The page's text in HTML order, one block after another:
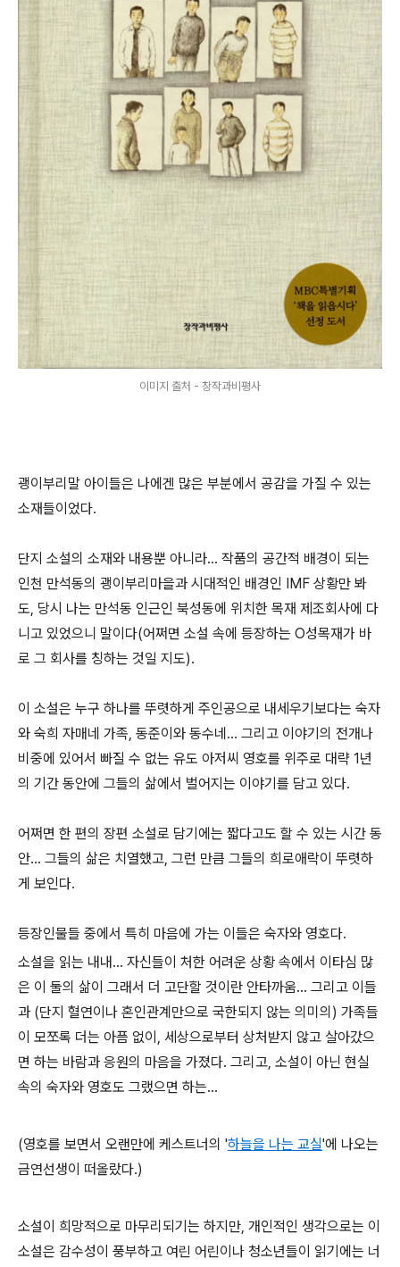
이미지 출처 - 창작과비평사
괭이부리말 아이들은 나에겐 많은 부분에서 공감을 가질 수 있는
소재들이었다.
단지 소설의 소재와 내용뿐 아니라... 작품의 공간적 배경이 되는
인천 만석동의 괭이부리마을과 시대적인 배경인 IMF 상황만 봐
도, 당시 나는 만석동 인근인 북성동에 위치한 목재 제조회사에 다
니고 있었으니 말이다(어쩌면 소설 속에 등장하는 O성목재가 바
로 그 회사를 칭하는 것일 지도).
이 소설은 누구 하나를 뚜렷하게 주인공으로 내세우기보다는 숙자
와 숙희 자매네 가족, 동준이와 동수네... 그리고 이야기의 전개나
비중에 있어서 빠질 수 없는 유도 아저씨 영호를 위주로 대략 1년
의 기간 동안에 그들의 삶에서 벌어지는 이야기를 담고 있다.
어쩌면 한 편의 장편 소설로 담기에는 짧다고도 할 수 있는 시간 동
안... 그들의 삶은 치열했고, 그런 만큼 그들의 희로애락이 뚜렷하
게 보인다.
등장인물들 중에서 특히 마음에 가는 이들은 숙자와 영호다.
소설을 읽는 내내... 자신들이 처한 어려운 상황 속에서 이타심 많
은 이 둘의 삶이 그래서 더 고단할 것이란 안타까움... 그리고 이들
과 (단지 혈연이나 혼인관계만으로 국한되지 않는 의미의) 가족들
이 모쪼록 더는 아픔 없이, 세상으로부터 상처받지 않고 살아갔으
면 하는 바람과 응원의 마음을 가졌다. 그리고, 소설이 아닌 현실
속의 숙자와 영호도 그랬으면 하는...
(영호를 보면서 오랜만에 케스트너의 '하늘을 나는 교실'에 나오는
금연선생이 떠올랐다.)
소설이 희망적으로 마무리되기는 하지만, 개인적인 생각으로는 이
소설은 감수성이 풍부하고 여린 어린이나 청소년들이 읽기에는 너